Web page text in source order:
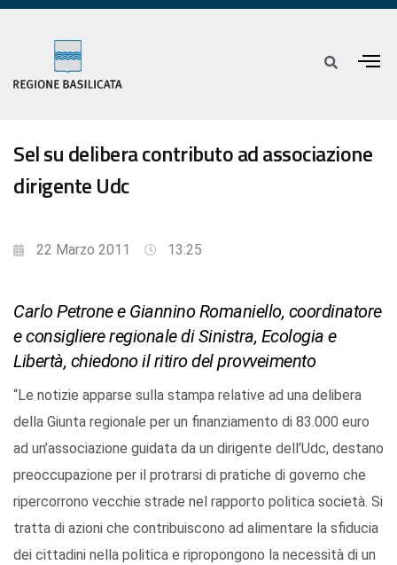
Sel su delibera contributo ad associazione
dirigente Udc
22 Marzo 2011 13:25
Carlo Petrone e Giannino Romaniello, coordinatore
e consigliere regionale di Sinistra, Ecologia e
Libertà, chiedono il ritiro del provveimento
“Le notizie apparse sulla stampa relative ad una delibera
della Giunta regionale per un finanziamento di 83.000 euro
ad un’associazione guidata da un dirigente dell’Udc, destano
preoccupazione per il protrarsi di pratiche di governo che
ripercorrono vecchie strade nel rapporto politica società. Si
tratta di azioni che contribuiscono ad alimentare la sfiducia
dei cittadini nella politica e ripropongono la necessità di un